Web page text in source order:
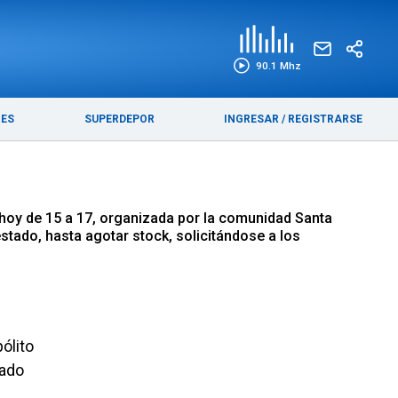
90.1 Mhz
SUPERDEPOR INGRESAR / REGISTRARSE
de 15 a 17, organizada por la comunidad Santa
hasta agotar stock, solicitándose a los